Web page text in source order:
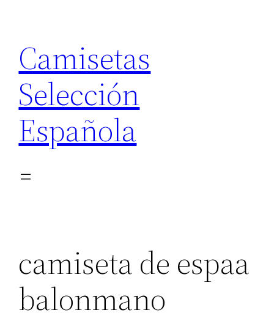
contenido
Camisetas
Selección
Española
camiseta de espaa
balonmano